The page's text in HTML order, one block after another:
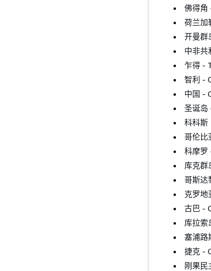
佛得角
荷兰加
开曼群
中非共
乍得 -
智利 -
中国 -
圣诞岛
科科斯
哥伦比
科摩罗
库克群
哥斯达
克罗地
古巴 -
库拉索
塞浦路
捷克 -
刚果民